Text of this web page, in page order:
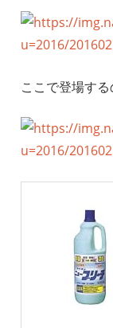
ここで登場す